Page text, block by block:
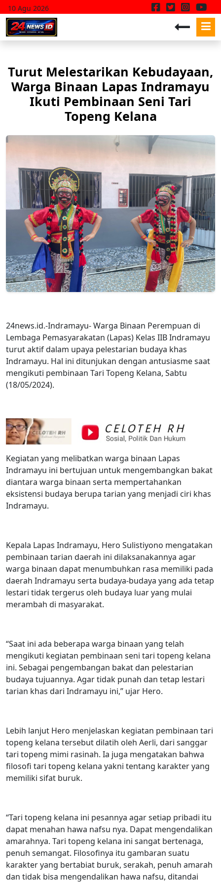
10 Agu 2026
Turut Melestarikan Kebudayaan,
Warga Binaan Lapas Indramayu
Ikuti Pembinaan Seni Tari
Topeng Kelana
24news.id.-Indramayu- Warga Binaan Perempuan di
Lembaga Pemasyarakatan (Lapas) Kelas IIB Indramayu
turut aktif dalam upaya pelestarian budaya khas
Indramayu. Hal ini ditunjukan dengan antusiasme saat
mengikuti pembinaan Tari Topeng Kelana, Sabtu
(18/05/2024).
Kegiatan yang melibatkan warga binaan Lapas
Indramayu ini bertujuan untuk mengembangkan bakat
diantara warga binaan serta mempertahankan
eksistensi budaya berupa tarian yang menjadi ciri khas
Indramayu.
Kepala Lapas Indramayu, Hero Sulistiyono mengatakan
pembinaan tarian daerah ini dilaksanakannya agar
warga binaan dapat menumbuhkan rasa memiliki pada
daerah Indramayu serta budaya-budaya yang ada tetap
lestari tidak tergerus oleh budaya luar yang mulai
merambah di masyarakat.
“Saat ini ada beberapa warga binaan yang telah
mengikuti kegiatan pembinaan seni tari topeng kelana
ini. Sebagai pengembangan bakat dan pelestarian
budaya tujuannya. Agar tidak punah dan tetap lestari
tarian khas dari Indramayu ini,” ujar Hero.
Lebih lanjut Hero menjelaskan kegiatan pembinaan tari
topeng kelana tersebut dilatih oleh Aerli, dari sanggar
tari topeng mimi rasinah. Ia juga mengatakan bahwa
filosofi tari topeng kelana yakni tentang karakter yang
memiliki sifat buruk.
“Tari topeng kelana ini pesannya agar setiap pribadi itu
dapat menahan hawa nafsu nya. Dapat mengendalikan
amarahnya. Tari topeng kelana ini sangat bertenaga,
penuh semangat. Filosofinya itu gambaran suatu
karakter yang bertabiat buruk, serakah, penuh amarah
dan tidak bisa mengendalikan hawa nafsu, ditandai